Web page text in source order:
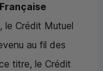
le Crédit Mutuel
au fil des
titre, le Crédit